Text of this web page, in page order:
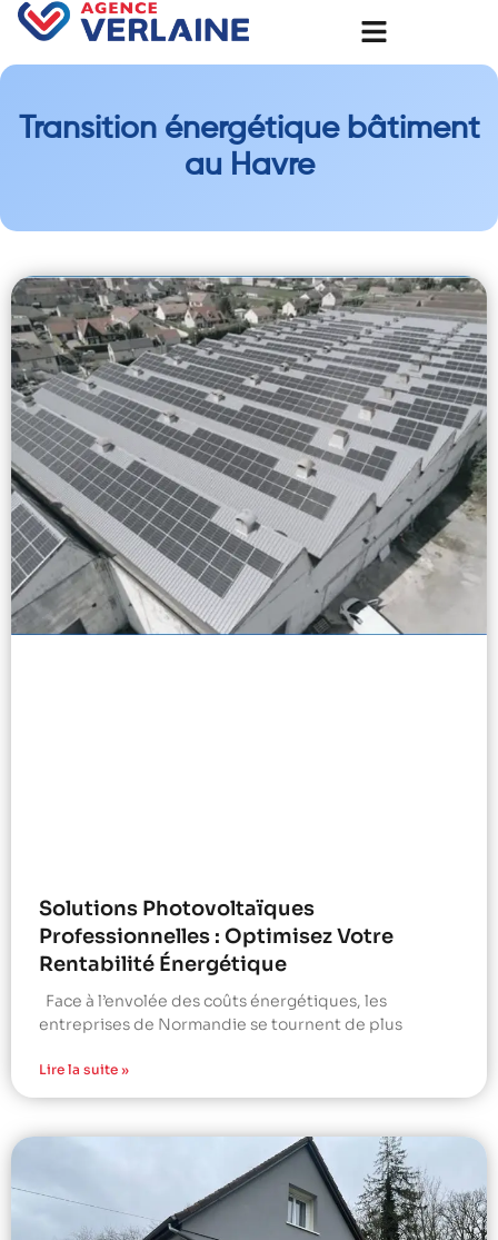
Transition énergétique bâtiment
au Havre
Solutions Photovoltaïques
Professionnelles : Optimisez Votre
Rentabilité Énergétique
Face à l’envolée des coûts énergétiques, les
entreprises de Normandie se tournent de plus
Lire la suite »